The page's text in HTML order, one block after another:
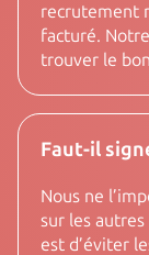
recrutement
facturé.
trouver le
Faut-il
Nous ne
sur les
est d’éviter